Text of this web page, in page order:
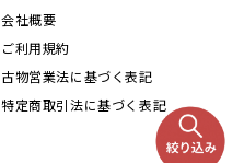
会社概要
ご利用規約
古物営業法に基づく表記
特定商取引法に基づく表記